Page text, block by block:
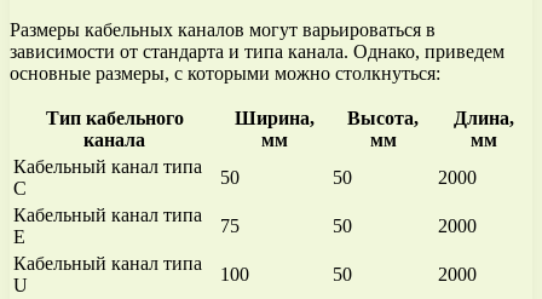
Размеры кабельных каналов могут варьироваться в
зависимости от стандарта и типа канала. Однако, приведем
основные размеры, с которыми можно столкнуться:
Тип кабельного
канала
Ширина,
мм
Высота,
мм
Длина,
мм
Кабельный канал типа
C
50 50
2000
Кабельный канал типа
E
75 50
2000
Кабельный канал типа
U
100 50 2000